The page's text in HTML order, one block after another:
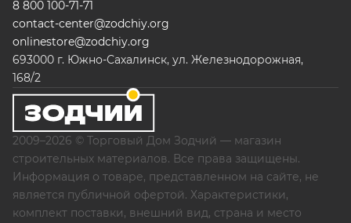
8 800 100-71-71
contact-center@zodchiy.org
onlinestore@zodchiy.org
693000 г. Южно-Сахалинск, ул. Железнодорожная,
168/2
2009–2026 © Торговый Дом Зодчий — магазин
строительных материалов. Все права защищены.
Информация о товаре, представленном на сайте, не
является публичной офертой. Характеристики,
комплект поставки, внешний вид, страна и место